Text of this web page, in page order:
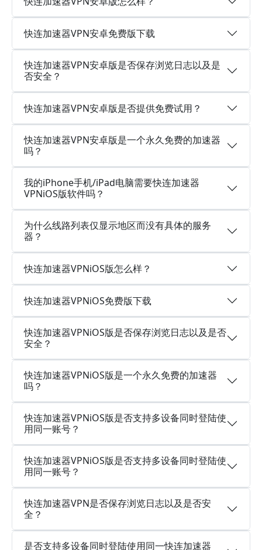
快连加速器VPN安卓免费版下载
快连加速器VPN安卓版是否保存浏览日志以及是
否安全？
快连加速器VPN安卓版是否提供免费试用？
快连加速器VPN安卓版是一个永久免费的加速器
吗？
我的iPhone手机/iPad电脑需要快连加速器
VPNiOS版软件吗？
为什么线路列表仅显示地区而没有具体的服务
器？
快连加速器VPNiOS版怎么样？
快连加速器VPNiOS免费版下载
快连加速器VPNiOS版是否保存浏览日志以及是否
安全？
快连加速器VPNiOS版是一个永久免费的加速器
吗？
快连加速器VPNiOS版是否支持多设备同时登陆使
用同一账号？
快连加速器VPNiOS版是否支持多设备同时登陆使
用同一账号？
快连加速器VPN是否保存浏览日志以及是否安
全？
是否支持多设备同时登陆使用同一快连加速器